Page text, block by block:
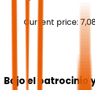
Current price:
Bajo el patrocinio